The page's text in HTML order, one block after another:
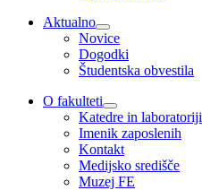
Aktualno
Novice
Dogodki
Študentska obvestila
O fakulteti
Katedre in laboratoriji
Imenik zaposlenih
Kontakt
Medijsko središče
Muzej FE